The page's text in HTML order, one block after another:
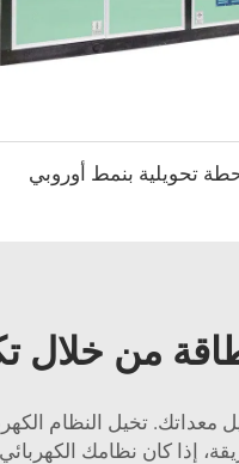
تحويلية بنمط أوروبي
من خلال
معداتك. تخيل النظام
كان نظامك